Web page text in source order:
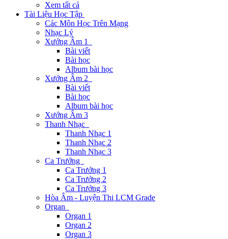
Xem tất cả
Tài Liệu Học Tập
Các Môn Học Trên Mạng
Nhạc Lý
Xướng Âm 1
Bài viết
Bài học
Album bài học
Xướng Âm 2
Bài viết
Bài học
Album bài học
Xướng Âm 3
Thanh Nhạc
Thanh Nhạc 1
Thanh Nhạc 2
Thanh Nhạc 3
Ca Trưởng
Ca Trưởng 1
Ca Trưởng 2
Ca Trưởng 3
Hòa Âm - Luyện Thi LCM Grade
Organ
Organ 1
Organ 2
Organ 3